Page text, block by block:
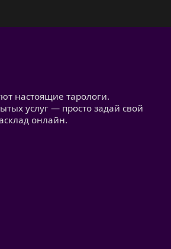
настоящие тарологи.
услуг — просто задай свой
онлайн.